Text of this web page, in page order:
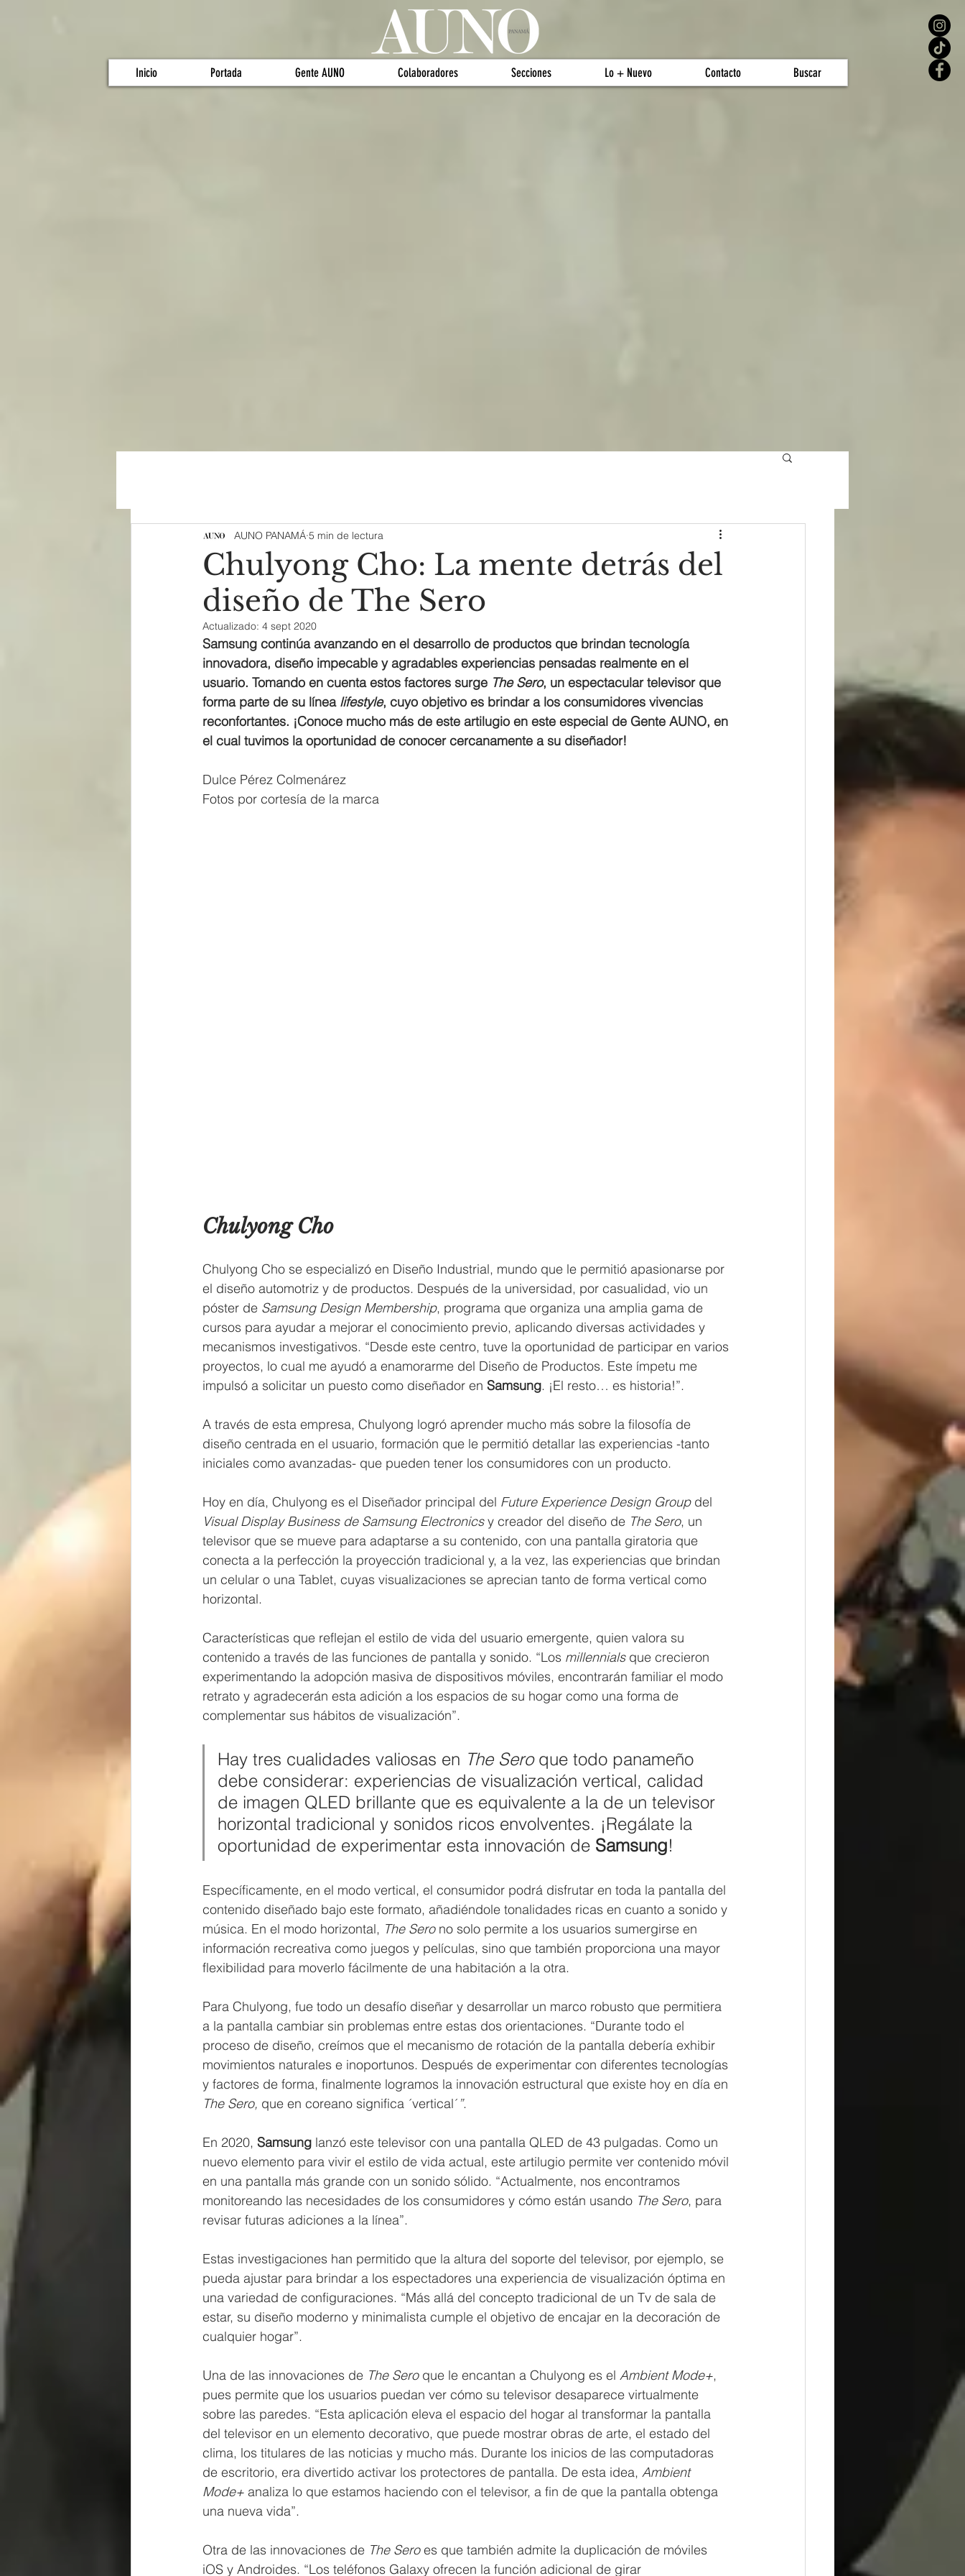
Inicio Portada Gente AUNO Colaboradores Secciones Lo + Nuevo Contacto Buscar
Chulyong Cho: La mente detrás del
diseño de The Sero
AUNO PANAMÁ 5 min de lectura
Actualizado: 4 sept 2020
Samsung continúa avanzando en el desarrollo de productos que brindan tecnología
innovadora, diseño impecable y agradables experiencias pensadas realmente en el
usuario. Tomando en cuenta estos factores surge The Sero, un espectacular televisor que
forma parte de su línea lifestyle, cuyo objetivo es brindar a los consumidores vivencias
reconfortantes. ¡Conoce mucho más de este artilugio en este especial de Gente AUNO, en
el cual tuvimos la oportunidad de conocer cercanamente a su diseñador!
Dulce Pérez Colmenárez
Fotos por cortesía de la marca
Chulyong Cho
Chulyong Cho se especializó en Diseño Industrial, mundo que le permitió apasionarse por
el diseño automotriz y de productos. Después de la universidad, por casualidad, vio un
póster de Samsung Design Membership, programa que organiza una amplia gama de
cursos para ayudar a mejorar el conocimiento previo, aplicando diversas actividades y
mecanismos investigativos. “Desde este centro, tuve la oportunidad de participar en varios
proyectos, lo cual me ayudó a enamorarme del Diseño de Productos. Este ímpetu me
impulsó a solicitar un puesto como diseñador en Samsung. ¡El resto… es historia!”.
A través de esta empresa, Chulyong logró aprender mucho más sobre la filosofía de
diseño centrada en el usuario, formación que le permitió detallar las experiencias -tanto
iniciales como avanzadas- que pueden tener los consumidores con un producto.
Hoy en día, Chulyong es el Diseñador principal del Future Experience Design Group del
Visual Display Business de Samsung Electronics y creador del diseño de The Sero, un
televisor que se mueve para adaptarse a su contenido, con una pantalla giratoria que
conecta a la perfección la proyección tradicional y, a la vez, las experiencias que brindan
un celular o una Tablet, cuyas visualizaciones se aprecian tanto de forma vertical como
horizontal.
Características que reflejan el estilo de vida del usuario emergente, quien valora su
contenido a través de las funciones de pantalla y sonido. “Los millennials que crecieron
experimentando la adopción masiva de dispositivos móviles, encontrarán familiar el modo
retrato y agradecerán esta adición a los espacios de su hogar como una forma de
complementar sus hábitos de visualización”.
Hay tres cualidades valiosas en The Sero que todo panameño
debe considerar: experiencias de visualización vertical, calidad
de imagen QLED brillante que es equivalente a la de un televisor
horizontal tradicional y sonidos ricos envolventes. ¡Regálate la
oportunidad de experimentar esta innovación de Samsung!
Específicamente, en el modo vertical, el consumidor podrá disfrutar en toda la pantalla del
contenido diseñado bajo este formato, añadiéndole tonalidades ricas en cuanto a sonido y
música. En el modo horizontal, The Sero no solo permite a los usuarios sumergirse en
información recreativa como juegos y películas, sino que también proporciona una mayor
flexibilidad para moverlo fácilmente de una habitación a la otra.
Para Chulyong, fue todo un desafío diseñar y desarrollar un marco robusto que permitiera
a la pantalla cambiar sin problemas entre estas dos orientaciones. “Durante todo el
proceso de diseño, creímos que el mecanismo de rotación de la pantalla debería exhibir
movimientos naturales e inoportunos. Después de experimentar con diferentes tecnologías
y factores de forma, finalmente logramos la innovación estructural que existe hoy en día en
The Sero, que en coreano significa ´vertical´”.
En 2020, Samsung lanzó este televisor con una pantalla QLED de 43 pulgadas. Como un
nuevo elemento para vivir el estilo de vida actual, este artilugio permite ver contenido móvil
en una pantalla más grande con un sonido sólido. “Actualmente, nos encontramos
monitoreando las necesidades de los consumidores y cómo están usando The Sero, para
revisar futuras adiciones a la línea”.
Estas investigaciones han permitido que la altura del soporte del televisor, por ejemplo, se
pueda ajustar para brindar a los espectadores una experiencia de visualización óptima en
una variedad de configuraciones. “Más allá del concepto tradicional de un Tv de sala de
estar, su diseño moderno y minimalista cumple el objetivo de encajar en la decoración de
cualquier hogar”.
Una de las innovaciones de The Sero que le encantan a Chulyong es el Ambient Mode+,
pues permite que los usuarios puedan ver cómo su televisor desaparece virtualmente
sobre las paredes. “Esta aplicación eleva el espacio del hogar al transformar la pantalla
del televisor en un elemento decorativo, que puede mostrar obras de arte, el estado del
clima, los titulares de las noticias y mucho más. Durante los inicios de las computadoras
de escritorio, era divertido activar los protectores de pantalla. De esta idea, Ambient
Mode+ analiza lo que estamos haciendo con el televisor, a fin de que la pantalla obtenga
una nueva vida”.
Otra de las innovaciones de The Sero es que también admite la duplicación de móviles
iOS y Androides. “Los teléfonos Galaxy ofrecen la función adicional de girar